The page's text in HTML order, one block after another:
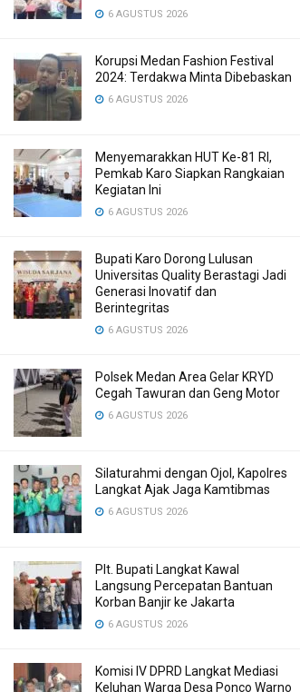
6 AGUSTUS 2026
Korupsi Medan Fashion Festival
2024: Terdakwa Minta Dibebaskan
6 AGUSTUS 2026
Menyemarakkan HUT Ke-81 RI,
Pemkab Karo Siapkan Rangkaian
Kegiatan Ini
6 AGUSTUS 2026
Bupati Karo Dorong Lulusan
Universitas Quality Berastagi Jadi
Generasi Inovatif dan
Berintegritas
6 AGUSTUS 2026
Polsek Medan Area Gelar KRYD
Cegah Tawuran dan Geng Motor
6 AGUSTUS 2026
Silaturahmi dengan Ojol, Kapolres
Langkat Ajak Jaga Kamtibmas
6 AGUSTUS 2026
Plt. Bupati Langkat Kawal
Langsung Percepatan Bantuan
Korban Banjir ke Jakarta
6 AGUSTUS 2026
Komisi IV DPRD Langkat Mediasi
Keluhan Warga Desa Ponco Warno